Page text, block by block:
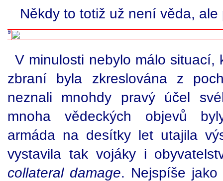
Někdy to totiž už není věda, ale
V minulosti nebylo málo situací,
zbraní byla zkreslována z
neznali mnohdy pravý účel
mnoha vědeckých objevů
armáda na desítky let utajila
vystavila tak vojáky i
collateral damage. Nejspíše jako